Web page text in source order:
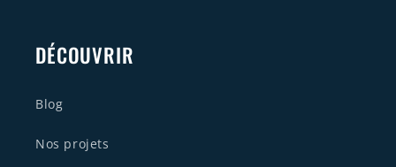
DÉCOUVRIR
Blog
Nos projets